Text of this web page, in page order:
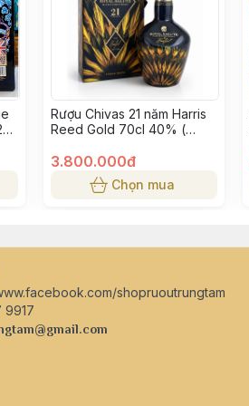
Rượu Chivas 21 năm Harris
Reed Gold 70cl 40% (
3.800.000đ
Chọn mua
shopruoutrungtam
9917